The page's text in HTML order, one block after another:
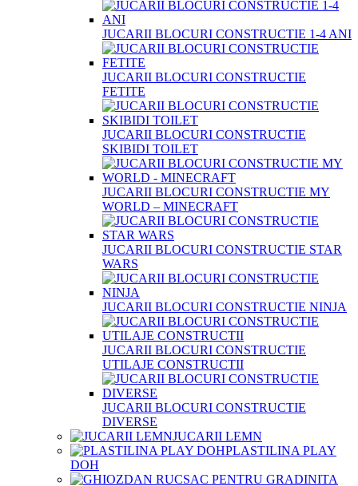
JUCARII BLOCURI CONSTRUCTIE 1-4 ANI
JUCARII BLOCURI CONSTRUCTIE
FETITE
JUCARII BLOCURI CONSTRUCTIE
SKIBIDI TOILET
JUCARII BLOCURI CONSTRUCTIE MY
WORLD – MINECRAFT
JUCARII BLOCURI CONSTRUCTIE STAR
WARS
JUCARII BLOCURI CONSTRUCTIE NINJA
JUCARII BLOCURI CONSTRUCTIE
UTILAJE CONSTRUCTII
JUCARII BLOCURI CONSTRUCTIE
DIVERSE
JUCARII LEMN
PLASTILINA PLAY
DOH